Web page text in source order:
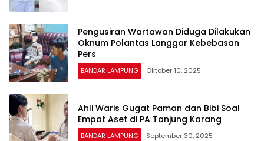
Pengusiran Wartawan Diduga Dilakukan
Oknum Polantas Langgar Kebebasan
Pers
BANDAR LAMPUNG Oktober 10, 2025
Ahli Waris Gugat Paman dan Bibi Soal
Empat Aset di PA Tanjung Karang
BANDAR LAMPUNG September 30, 2025